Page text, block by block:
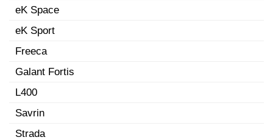
eK Space
eK Sport
Freeca
Galant Fortis
L400
Savrin
Strada